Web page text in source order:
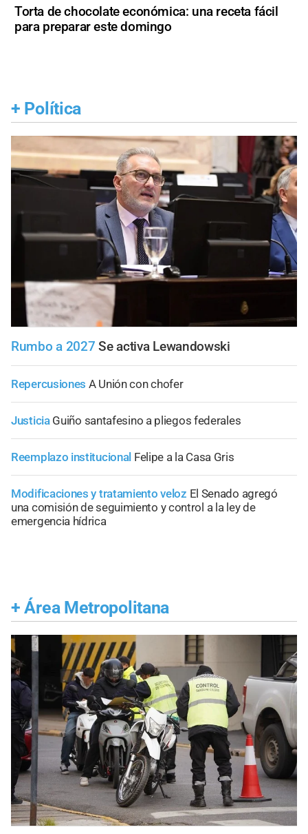
Torta de chocolate económica: una receta fácil
para preparar este domingo
+ Política
Rumbo a 2027 Se activa Lewandowski
Repercusiones A Unión con chofer
Justicia Guiño santafesino a pliegos federales
Reemplazo institucional Felipe a la Casa Gris
Modificaciones y tratamiento veloz El Senado agregó
una comisión de seguimiento y control a la ley de
emergencia hídrica
+ Área Metropolitana